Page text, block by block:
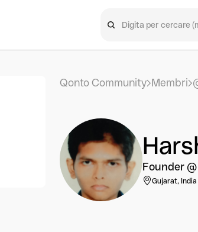
Qonto Community Membri
Founder @
Gujarat, India